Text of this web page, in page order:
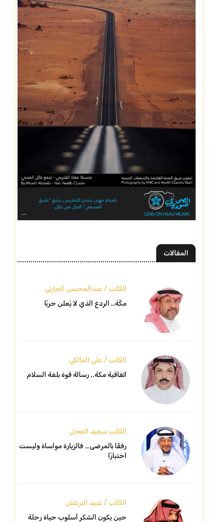
المقالات
الكاتب / عبدالمحسن الحارثي
مكّة.. الردع الذي لا يُعلن حربًا
الكاتب / علي المالكي
اتفاقية مكة.. رسالة قوة بلغة السلام
الكاتب سعيد العجل
رفقًا بالمرضى… فالزيارة مواساة وليست
اختبارًا
الكاتب / عبيد البرغش
حين يكون الشكر أسلوب حياة رحلة